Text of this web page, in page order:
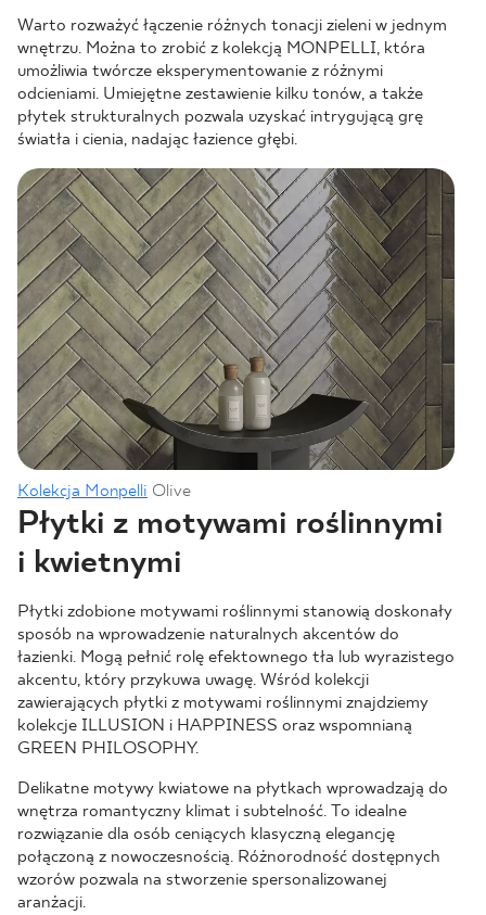
Warto rozważyć łączenie różnych tonacji zieleni w jednym
wnętrzu. Można to zrobić z kolekcją MONPELLI, która
umożliwia twórcze eksperymentowanie z różnymi
odcieniami. Umiejętne zestawienie kilku tonów, a także
płytek strukturalnych pozwala uzyskać intrygującą grę
światła i cienia, nadając łazience głębi.
Kolekcja Monpelli Olive
Płytki z motywami roślinnymi
i kwietnymi
Płytki zdobione motywami roślinnymi stanowią doskonały
sposób na wprowadzenie naturalnych akcentów do
łazienki. Mogą pełnić rolę efektownego tła lub wyrazistego
akcentu, który przykuwa uwagę. Wśród kolekcji
zawierających płytki z motywami roślinnymi znajdziemy
kolekcje ILLUSION i HAPPINESS oraz wspomnianą
GREEN PHILOSOPHY.
Delikatne motywy kwiatowe na płytkach wprowadzają do
wnętrza romantyczny klimat i subtelność. To idealne
rozwiązanie dla osób ceniących klasyczną elegancję
połączoną z nowoczesnością. Różnorodność dostępnych
wzorów pozwala na stworzenie spersonalizowanej
aranżacji.